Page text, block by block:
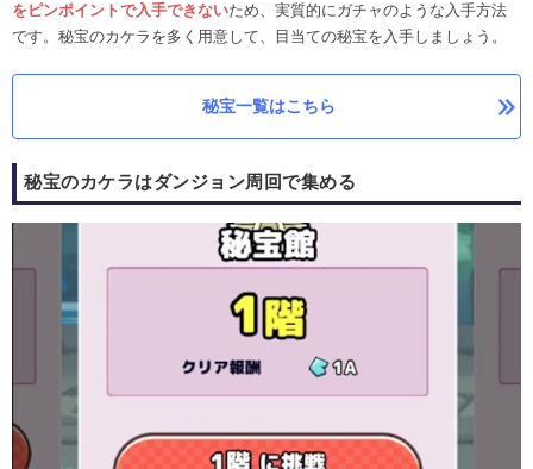
をピンポイントで入手できないため、実質的にガチャのような入手方法
です。秘宝のカケラを多く用意して、目当ての秘宝を入手しましょう。
秘宝一覧はこちら
秘宝のカケラはダンジョン周回で集める